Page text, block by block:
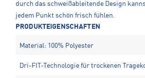
durch das schweißableitende Design
jedem Punkt schön frisch fühlen.
PRODUKTEIGENSCHAFTEN
Material: 100% Polyester
Dri-FIT-Technologie für trockenen